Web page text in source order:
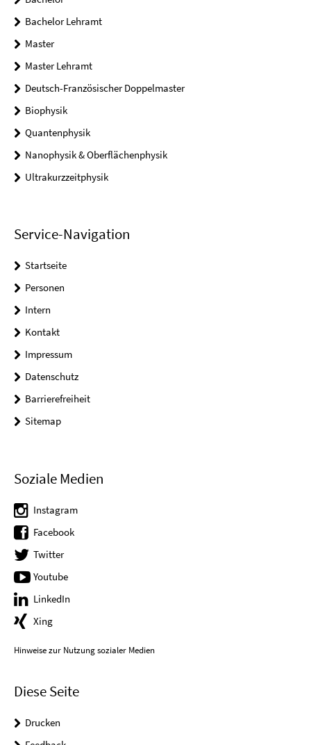
Bachelor Lehramt
Master
Master Lehramt
Deutsch-Französischer Doppelmaster
Biophysik
Quantenphysik
Nanophysik & Oberflächenphysik
Ultrakurzzeitphysik
Service-Navigation
Startseite
Personen
Intern
Kontakt
Impressum
Datenschutz
Barrierefreiheit
Sitemap
Soziale Medien
Instagram
Facebook
Twitter
Youtube
LinkedIn
Xing
Hinweise zur Nutzung sozialer Medien
Diese Seite
Drucken